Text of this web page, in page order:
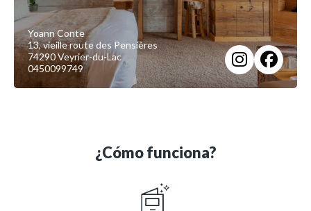
Yoann Conte
13, vieille route des Pensières
74290 Veyrier-du-Lac
0450099749
¿Cómo funciona?